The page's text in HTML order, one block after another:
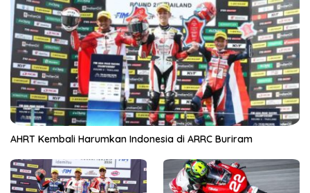
AHRT Kembali Harumkan Indonesia di ARRC Buriram